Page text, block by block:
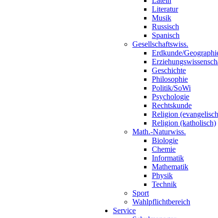
Literatur
Musik
Russisch
Spanisch
Gesellschaftswiss.
Erdkunde/
Geschichte
Philosophie
Politik/SoWi
Psychologie
Rechtskunde
Religion
Religion (katholisch)
Math.-Naturwiss.
Biologie
Chemie
Informatik
Mathematik
Physik
Technik
Sport
Wahlpflichtbereich
Service